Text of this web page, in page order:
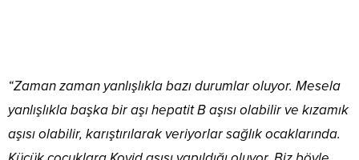
“Zaman zaman yanlışlıkla bazı durumlar oluyor. Mesela
yanlışlıkla başka bir aşı hepatit B aşısı olabilir ve kızamık
aşısı olabilir, karıştırılarak veriyorlar sağlık ocaklarında.